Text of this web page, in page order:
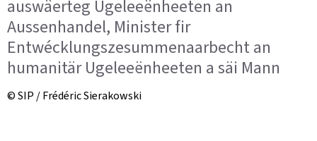
auswäerteg Ugeleeënheeten an
Aussenhandel, Minister fir
Entwécklungszesummenaarbecht an
humanitär Ugeleeënheeten a säi Mann
© SIP / Frédéric Sierakowski